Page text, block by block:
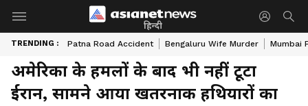
हिन्दी
TRENDING : Patna Road Accident Bengaluru Wife Murder Mumbai
अमेरिका के हमलों के बाद भी नहीं टूटा
ईरान, सामने आया खतरनाक हथियारों का